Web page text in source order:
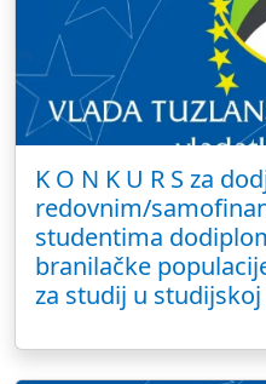
K O N K U R S za
redovnim/
studentima
branilačke
za studij u